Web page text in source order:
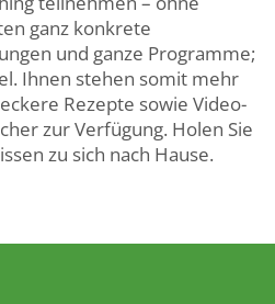
ganz konkrete
und ganze Programme;
Ihnen stehen somit mehr
Rezepte sowie Video-
zur Verfügung. Holen Sie
zu sich nach Hause.